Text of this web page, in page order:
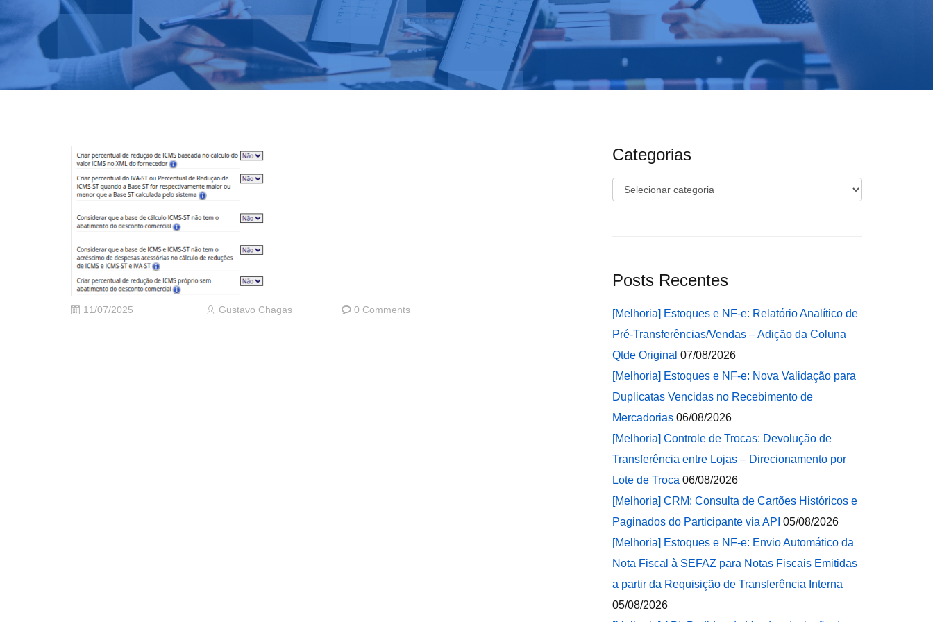
11/07/2025 Gustavo Chagas 0 Comments
Categorias
Categorias
Posts Recentes
[Melhoria] Estoques e NF-e: Relatório Analítico de
Pré-Transferências/Vendas – Adição da Coluna
Qtde Original 07/08/2026
[Melhoria] Estoques e NF-e: Nova Validação para
Duplicatas Vencidas no Recebimento de
Mercadorias 06/08/2026
[Melhoria] Controle de Trocas: Devolução de
Transferência entre Lojas – Direcionamento por
Lote de Troca 06/08/2026
[Melhoria] CRM: Consulta de Cartões Históricos e
Paginados do Participante via API 05/08/2026
[Melhoria] Estoques e NF-e: Envio Automático da
Nota Fiscal à SEFAZ para Notas Fiscais Emitidas
a partir da Requisição de Transferência Interna
05/08/2026